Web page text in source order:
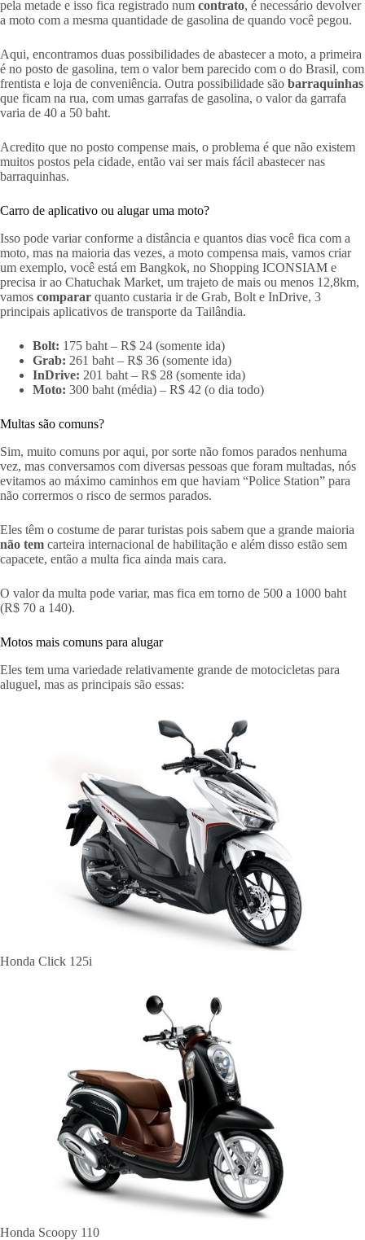
pela metade e isso fica registrado num contrato, é necessário devolver
a moto com a mesma quantidade de gasolina de quando você pegou.
Aqui, encontramos duas possibilidades de abastecer a moto, a primeira
é no posto de gasolina, tem o valor bem parecido com o do Brasil, com
frentista e loja de conveniência. Outra possibilidade são barraquinhas
que ficam na rua, com umas garrafas de gasolina, o valor da garrafa
varia de 40 a 50 baht.
Acredito que no posto compense mais, o problema é que não existem
muitos postos pela cidade, então vai ser mais fácil abastecer nas
barraquinhas.
Carro de aplicativo ou alugar uma moto?
Isso pode variar conforme a distância e quantos dias você fica com a
moto, mas na maioria das vezes, a moto compensa mais, vamos criar
um exemplo, você está em Bangkok, no Shopping ICONSIAM e
precisa ir ao Chatuchak Market, um trajeto de mais ou menos 12,8km,
vamos comparar quanto custaria ir de Grab, Bolt e InDrive, 3
principais aplicativos de transporte da Tailândia.
Bolt: 175 baht – R$ 24 (somente ida)
Grab: 261 baht – R$ 36 (somente ida)
InDrive: 201 baht – R$ 28 (somente ida)
Moto: 300 baht (média) – R$ 42 (o dia todo)
Multas são comuns?
Sim, muito comuns por aqui, por sorte não fomos parados nenhuma
vez, mas conversamos com diversas pessoas que foram multadas, nós
evitamos ao máximo caminhos em que haviam “Police Station” para
não corrermos o risco de sermos parados.
Eles têm o costume de parar turistas pois sabem que a grande maioria
não tem carteira internacional de habilitação e além disso estão sem
capacete, então a multa fica ainda mais cara.
O valor da multa pode variar, mas fica em torno de 500 a 1000 baht
(R$ 70 a 140).
Motos mais comuns para alugar
Eles tem uma variedade relativamente grande de motocicletas para
aluguel, mas as principais são essas:
Honda Click 125i
Honda Scoopy 110